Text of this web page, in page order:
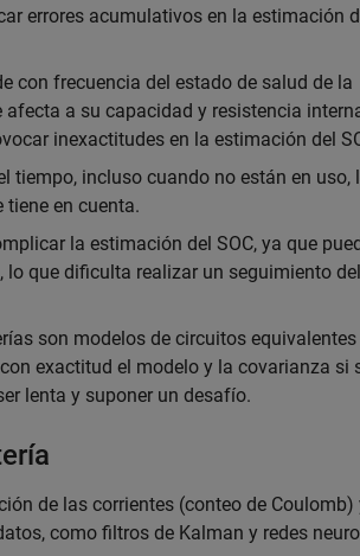
errores acumulativos en la estimación
con frecuencia del estado de salud de la
a su capacidad y resistencia
inexactitudes en la estimación del
tiempo, incluso cuando no están en uso,
tiene en cuenta.
la estimación del SOC, ya que
que dificulta realizar un seguimiento del
son modelos de circuitos equivalentes
exactitud el modelo y la covarianza si
lenta y suponer un desafío.
de las corrientes (conteo de Coulomb)
como filtros de Kalman y redes